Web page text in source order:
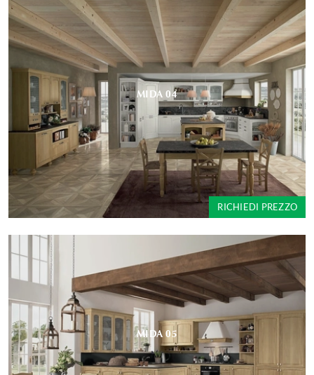
MIDA 04
RICHIEDI PREZZO
MIDA 05